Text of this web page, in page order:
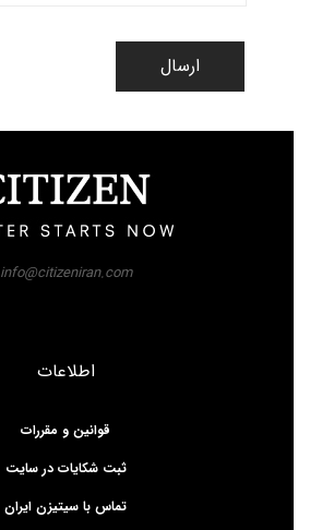
ارسال
info@citizeniran.com
اطلاعات
قوانین و مقررات
ثبت شکایات در سایت
تماس با سیتیزن ایران